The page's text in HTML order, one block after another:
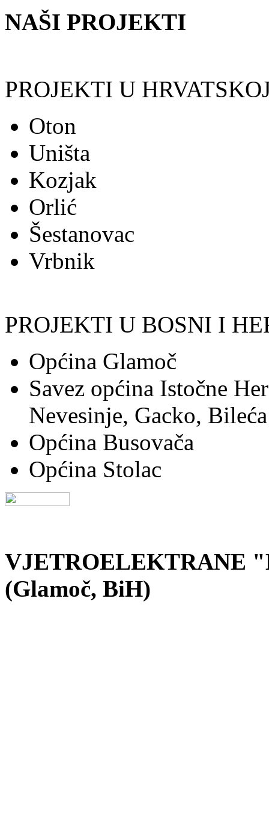
NAŠI PROJEKTI
PROJEKTI U
Oton
Uništa
Kozjak
Orlić
Šestanovac
Vrbnik
PROJEKTI U BOSNI I
Općina Glamoč
Savez općina Istočne
Nevesinje, Gacko,
Općina Busovača
Općina Stolac
VJETROELEKTRANE
(Glamoč, BiH)